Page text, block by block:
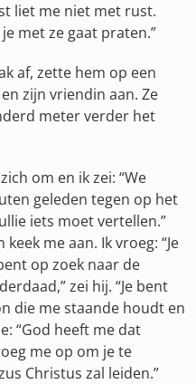
liet me niet met rust.
met ze gaat praten.”
af, zette hem op een
zijn vriendin aan. Ze
meter verder het
om en ik zei: “We
geleden tegen op het
iets moet vertellen.”
me aan. Ik vroeg: “Je
op zoek naar de
zei hij. “Je bent
die me staande houdt en
“God heeft me dat
me op om je te
Christus zal leiden.”